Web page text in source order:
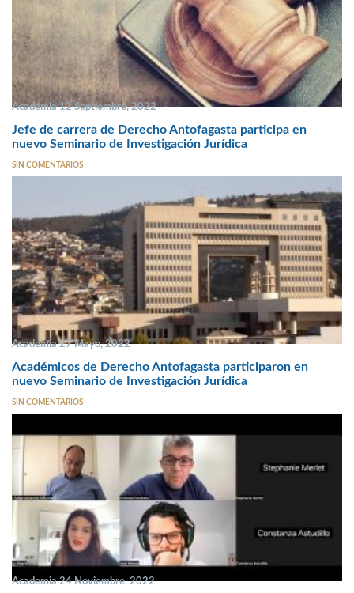
Academia 12 Septiembre, 2022
Jefe de carrera de Derecho Antofagasta participa en
nuevo Seminario de Investigación Jurídica
SIN COMENTARIOS
Academia 27 Mayo, 2022
Académicos de Derecho Antofagasta participaron en
nuevo Seminario de Investigación Jurídica
SIN COMENTARIOS
Academia 24 Noviembre, 2022